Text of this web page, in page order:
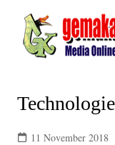
content
11 November 2018